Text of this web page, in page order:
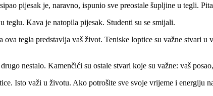
pijesak je, naravno, ispunio sve preostale šupljine u tegli.
teglu. Kava je natopila pijesak. Studenti su se smijali.
tegla predstavlja vaš život. Teniske loptice su važne stvari u
nestalo. Kamenčići su ostale stvari koje su važne: vaš
Isto važi u životu. Ako potrošite sve svoje vrijeme i energiju